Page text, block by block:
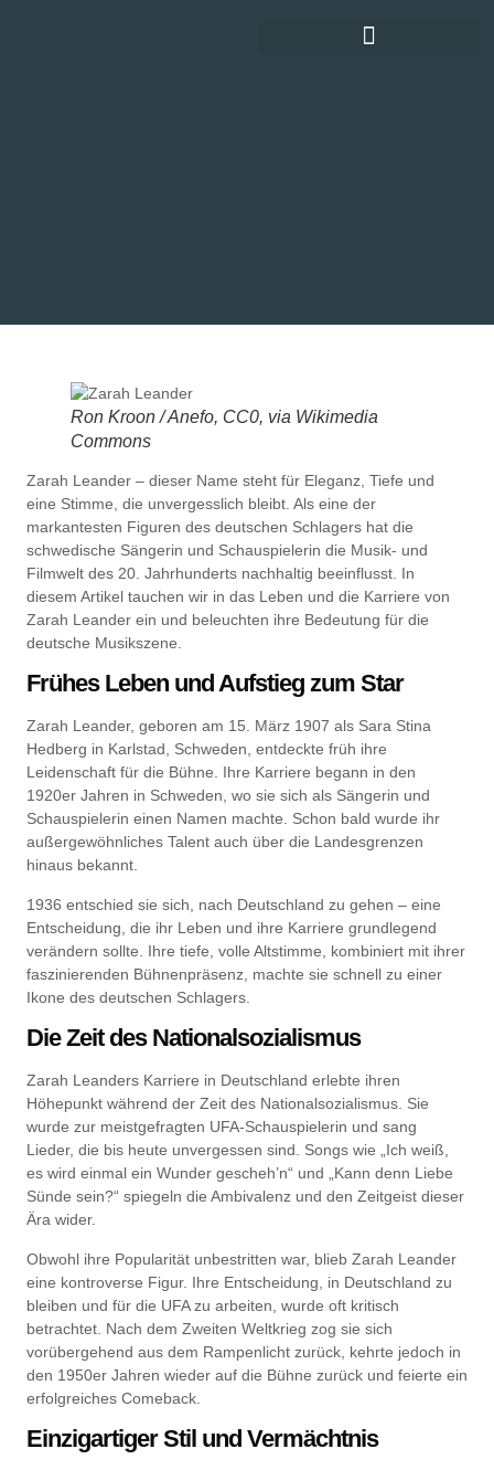
Ron Kroon / Anefo, CC0, via Wikimedia
Commons
Zarah Leander – dieser Name steht für Eleganz, Tiefe und
eine Stimme, die unvergesslich bleibt. Als eine der
markantesten Figuren des deutschen Schlagers hat die
schwedische Sängerin und Schauspielerin die Musik- und
Filmwelt des 20. Jahrhunderts nachhaltig beeinflusst. In
diesem Artikel tauchen wir in das Leben und die Karriere von
Zarah Leander ein und beleuchten ihre Bedeutung für die
deutsche Musikszene.
Frühes Leben und Aufstieg zum Star
Zarah Leander, geboren am 15. März 1907 als Sara Stina
Hedberg in Karlstad, Schweden, entdeckte früh ihre
Leidenschaft für die Bühne. Ihre Karriere begann in den
1920er Jahren in Schweden, wo sie sich als Sängerin und
Schauspielerin einen Namen machte. Schon bald wurde ihr
außergewöhnliches Talent auch über die Landesgrenzen
hinaus bekannt.
1936 entschied sie sich, nach Deutschland zu gehen – eine
Entscheidung, die ihr Leben und ihre Karriere grundlegend
verändern sollte. Ihre tiefe, volle Altstimme, kombiniert mit ihrer
faszinierenden Bühnenpräsenz, machte sie schnell zu einer
Ikone des deutschen Schlagers.
Die Zeit des Nationalsozialismus
Zarah Leanders Karriere in Deutschland erlebte ihren
Höhepunkt während der Zeit des Nationalsozialismus. Sie
wurde zur meistgefragten UFA-Schauspielerin und sang
Lieder, die bis heute unvergessen sind. Songs wie „Ich weiß,
es wird einmal ein Wunder gescheh’n“ und „Kann denn Liebe
Sünde sein?“ spiegeln die Ambivalenz und den Zeitgeist dieser
Ära wider.
Obwohl ihre Popularität unbestritten war, blieb Zarah Leander
eine kontroverse Figur. Ihre Entscheidung, in Deutschland zu
bleiben und für die UFA zu arbeiten, wurde oft kritisch
betrachtet. Nach dem Zweiten Weltkrieg zog sie sich
vorübergehend aus dem Rampenlicht zurück, kehrte jedoch in
den 1950er Jahren wieder auf die Bühne zurück und feierte ein
erfolgreiches Comeback.
Einzigartiger Stil und Vermächtnis